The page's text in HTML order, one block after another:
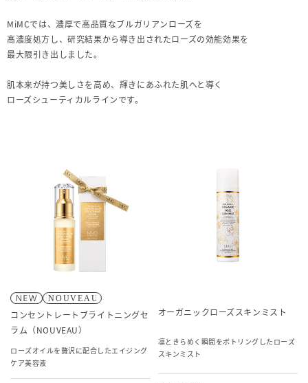
MiMCでは、濃厚で高品質なブルガリアンローズを
高濃度処方し、研究結果から導き出されたローズの効能効果を
最大限引き出しました。
肌本来が持つ美しさを高め、輝きにあふれた肌へと導く
ローズシューティカルラインです。
コンセントレートブライトニングセ
ラム（NOUVEAU）
ローズオイルを贅沢に配合したエイジング
ケア美容液
オーガニックローズスキンミスト
凛ときらめく瞬間をボトリングしたローズ
スキンミスト